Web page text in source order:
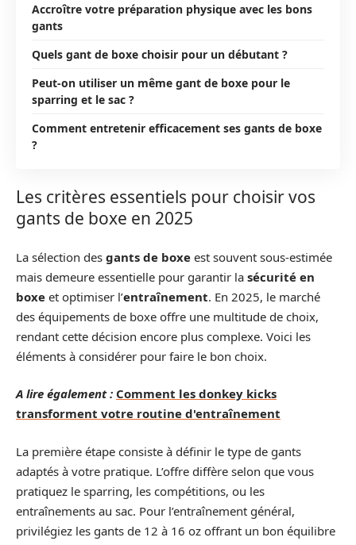
Accroître votre préparation physique avec les bons
gants
Quels gant de boxe choisir pour un débutant ?
Peut-on utiliser un même gant de boxe pour le
sparring et le sac ?
Comment entretenir efficacement ses gants de boxe
?
Les critères essentiels pour choisir vos
gants de boxe en 2025
La sélection des gants de boxe est souvent sous-estimée
mais demeure essentielle pour garantir la sécurité en
boxe et optimiser l’entraînement. En 2025, le marché
des équipements de boxe offre une multitude de choix,
rendant cette décision encore plus complexe. Voici les
éléments à considérer pour faire le bon choix.
A lire également : Comment les donkey kicks
transforment votre routine d'entraînement
La première étape consiste à définir le type de gants
adaptés à votre pratique. L’offre diffère selon que vous
pratiquez le sparring, les compétitions, ou les
entraînements au sac. Pour l’entraînement général,
privilégiez les gants de 12 à 16 oz offrant un bon équilibre